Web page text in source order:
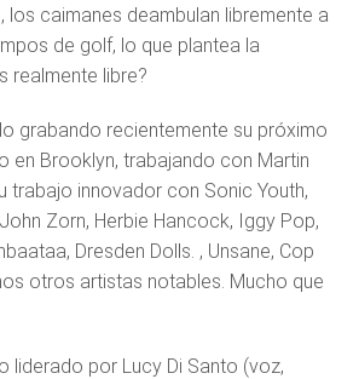
los caimanes deambulan libremente a
de golf, lo que plantea la
realmente libre?
grabando recientemente su próximo
en Brooklyn, trabajando con Martin
trabajo innovador con Sonic Youth,
Zorn, Herbie Hancock, Iggy Pop,
Dresden Dolls. , Unsane, Cop
otros artistas notables. Mucho que
liderado por Lucy Di Santo (voz,